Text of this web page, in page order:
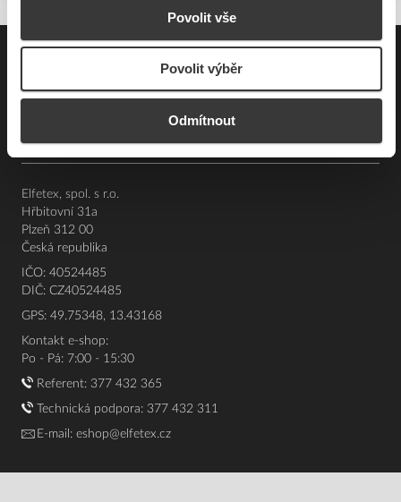
Povolit vše
Povolit výběr
Odmítnout
Souhrn podmínek
Elfetex, spol. s r.o.
Hřbitovní 31a
Plzeň 312 00
Česká republika
IČO: 40524485
DIČ: CZ40524485
GPS: 49.75348, 13.43168
Kontakt e-shop:
Po - Pá: 7:00 - 15:30
Referent: 377 432 365
Technická podpora: 377 432 311
E-mail: eshop@elfetex.cz